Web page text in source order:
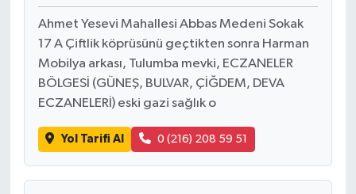
Ahmet Yesevi Mahallesi Abbas Medeni Sokak
17 A Çiftlik köprüsünü geçtikten sonra Harman
Mobilya arkası, Tulumba mevki, ECZANELER
BÖLGESİ (GÜNEŞ, BULVAR, ÇİĞDEM, DEVA
ECZANELERİ) eski gazi sağlık o
Yol Tarifi Al 0 (216) 208 59 51